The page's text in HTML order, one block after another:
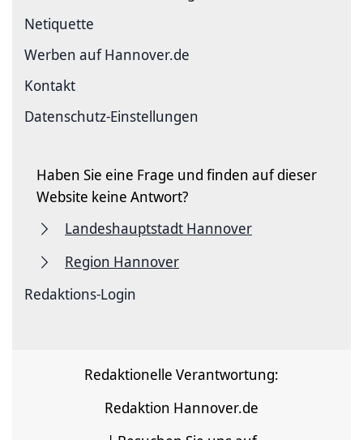
Netiquette
Werben auf Hannover.de
Kontakt
Datenschutz-Einstellungen
Haben Sie eine Frage und finden auf dieser
Website keine Antwort?
Landeshauptstadt Hannover
Region Hannover
Redaktions-Login
Redaktionelle Verantwortung:
Redaktion Hannover.de